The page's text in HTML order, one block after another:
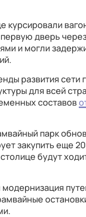
курсировали
дверь
и могли
развития сети
для всей
составов
парк
закупить еще
будут